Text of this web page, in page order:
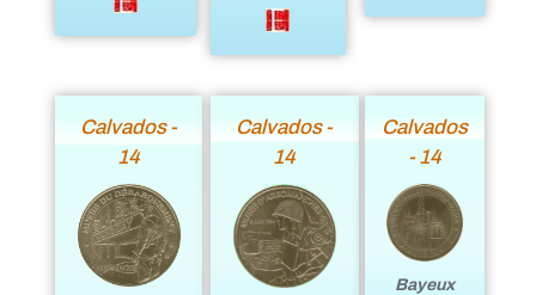
Calvados -
14
Calvados -
14
Calvados
- 14
Bayeux